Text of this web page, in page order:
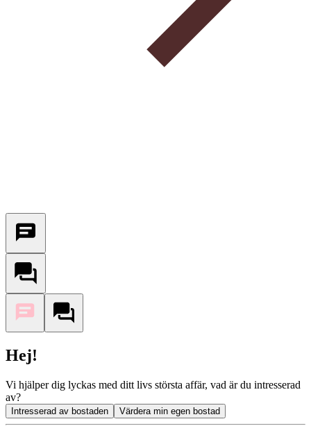
Hej!
Vi hjälper dig lyckas med ditt livs största affär, vad är du intresserad
av?
Intresserad av bostaden Värdera min egen bostad